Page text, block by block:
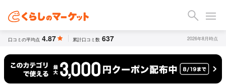
口コミの平均点 4.87 累計口コミ数 637 2026年8月時点